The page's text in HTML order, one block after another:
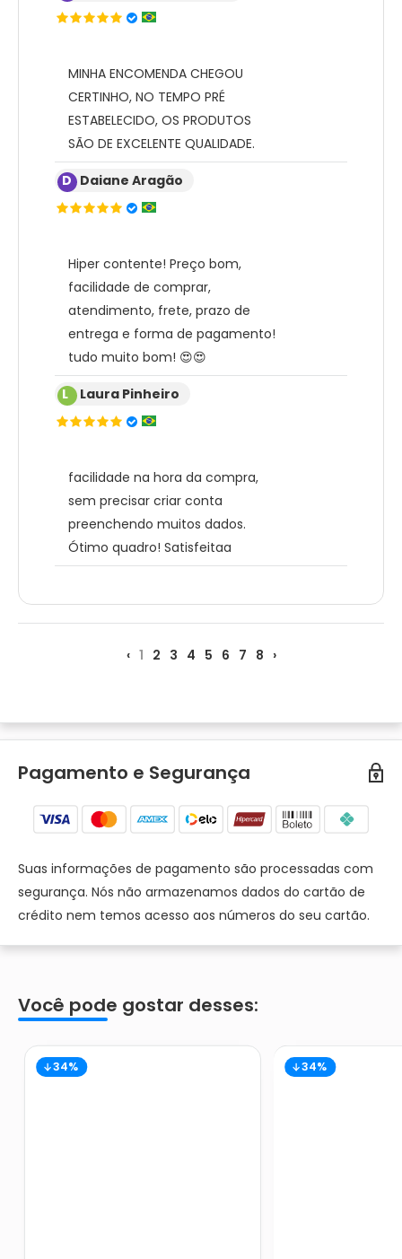
MINHA ENCOMENDA CHEGOU
CERTINHO, NO TEMPO PRÉ
ESTABELECIDO, OS PRODUTOS
SÃO DE EXCELENTE QUALIDADE.
D Daiane Aragão
Hiper contente! Preço bom,
facilidade de comprar,
atendimento, frete, prazo de
entrega e forma de pagamento!
tudo muito bom! 😍😍
L Laura Pinheiro
facilidade na hora da compra,
sem precisar criar conta
preenchendo muitos dados.
Ótimo quadro! Satisfeitaa
‹ 1 2 3 4 5 6 7 8 ›
Pagamento e Segurança
Suas informações de pagamento são processadas com
segurança. Nós não armazenamos dados do cartão de
crédito nem temos acesso aos números do seu cartão.
Você pode gostar desses:
34% 34%